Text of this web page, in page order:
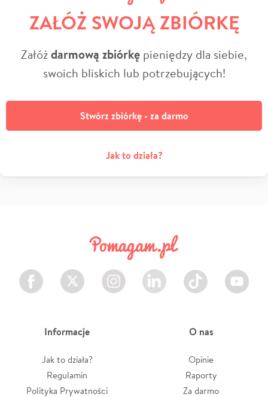
ZAŁÓŻ SWOJĄ ZBIÓRKĘ
Załóżdarmową zbiórkę pieniędzy dla siebie,
swoich bliskich lub potrzebujących!
Stwórz zbiórkę - za darmo
Jak to działa?
Facebook Twitter Instagram LinkedIn TikTok Youtube
Informacje
Jak to działa?
Regulamin
Polityka Prywatności
O nas
Opinie
Raporty
Za darmo